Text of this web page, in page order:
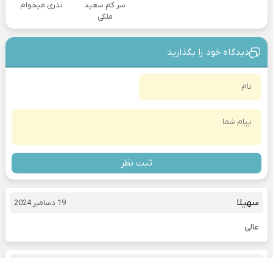
سر کم سعید
ملکی
نذری میخوام
دیدگاه خود را بگذارید
ثبت نظر
سهیلا 19 دسامبر 2024
عالی